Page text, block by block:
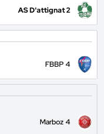
AS D'attignat 2
FBBP 4
Marboz 4